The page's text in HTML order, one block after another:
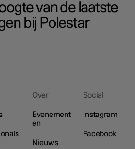
van de laatste
bij Polestar
Over
Evenement
en
Nieuws
Social
Instagram
Facebook